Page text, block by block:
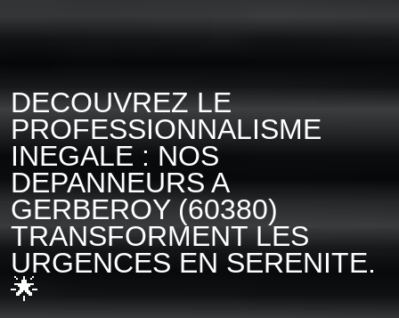
DECOUVREZ LE
PROFESSIONNALISME
INEGALE : NOS
DEPANNEURS A
GERBEROY (60380)
TRANSFORMENT LES
URGENCES EN SERENITE.
🌟